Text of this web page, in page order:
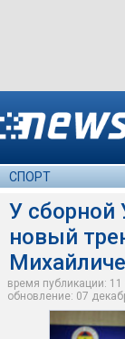
СПОРТ
У сборной
новый
время публикации:
обновление: 07